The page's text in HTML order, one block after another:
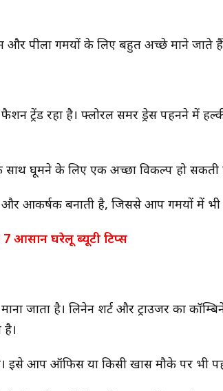
पीला गर्मियों के लिए बहुत अच्छे माने जाते
फैशन ट्रेंड रहा है। फ्लोरल समर ड्रेस पहनने में
साथ घूमने के लिए एक अच्छा विकल्प हो सकती
आकर्षक बनाती है, जिससे आप गर्मियों में
7 आसान घरेलू ब्यूटी टिप्स
जाता है। लिनेन शर्ट और ट्राउजर का
इसे आप ऑफिस या किसी खास मौके पर भी